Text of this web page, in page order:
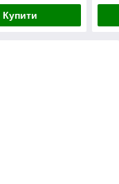
Купити